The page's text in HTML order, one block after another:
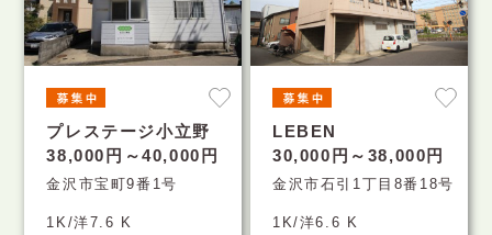
プレステージ小立野
38,000円～40,000円
金沢市宝町9番1号
1K/洋7.6 K
LEBEN
30,000円～38,000円
金沢市石引1丁目8番18号
1K/洋6.6 K